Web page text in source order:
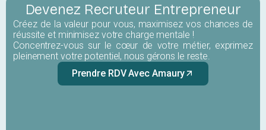
Devenez Recruteur Entrepreneur
Créez de la valeur pour vous, maximisez vos chances de
réussite et minimisez votre charge mentale !
Concentrez-vous sur le cœur de votre métier, exprimez
pleinement votre potentiel, nous gérons le reste.
Prendre RDV Avec Amaury